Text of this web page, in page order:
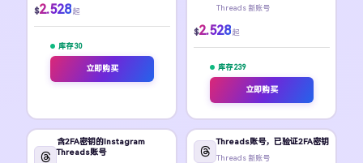
$2.528 起
库存 30
立即购买
Threads 新账号
$2.528 起
库存 239
立即购买
含2FA密钥的Instagram
Threads账号
Threads账号，已验证2FA密钥
Threads 新账号